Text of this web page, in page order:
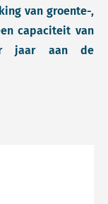
van groente-,
capaciteit van
jaar aan de